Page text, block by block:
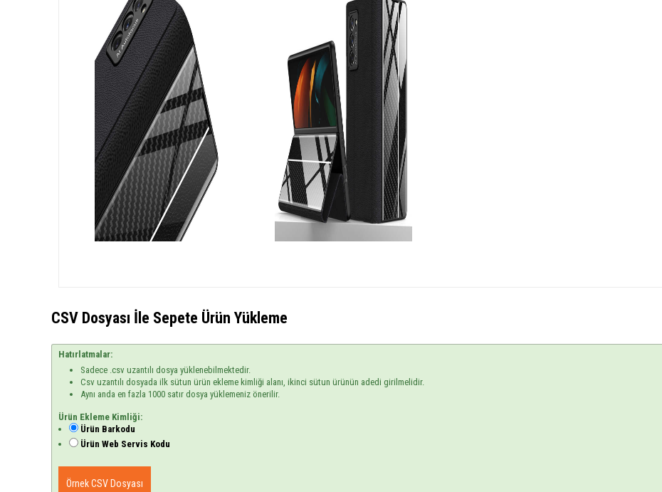
CSV Dosyası İle Sepete Ürün Yükleme
Hatırlatmalar:
Sadece .csv uzantılı dosya yüklenebilmektedir.
Csv uzantılı dosyada ilk sütun ürün ekleme kimliği alanı, ikinci sütun ürünün adedi girilmelidir.
Aynı anda en fazla 1000 satır dosya yüklemeniz önerilir.
Ürün Ekleme Kimliği:
Ürün Barkodu
Ürün Web Servis Kodu
Örnek CSV Dosyası